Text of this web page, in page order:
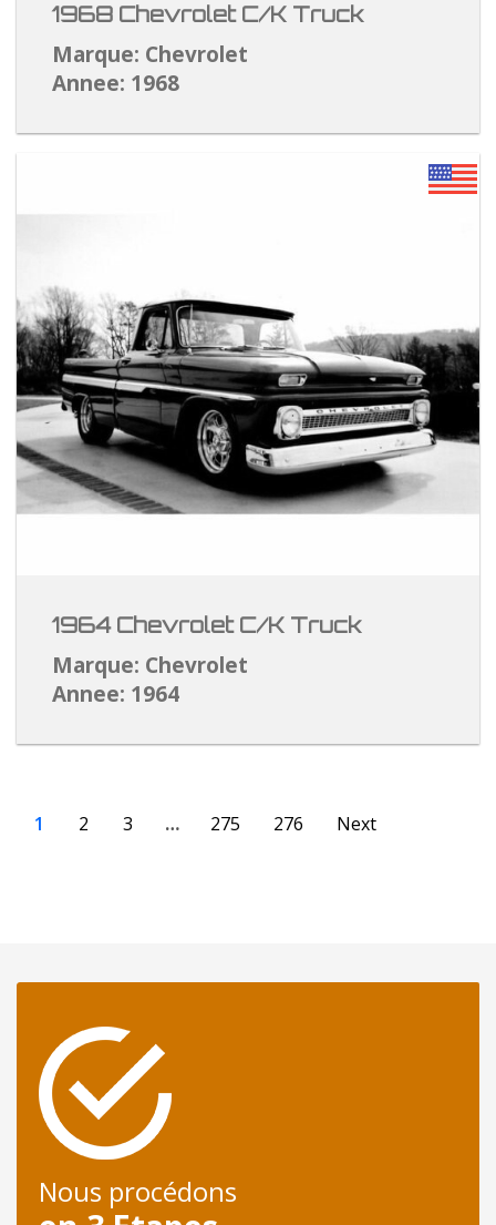
1968 Chevrolet C/K Truck
Marque: Chevrolet
Annee: 1968
1964 Chevrolet C/K Truck
Marque: Chevrolet
Annee: 1964
1 2 3 … 275 276 Next
Nous procédons